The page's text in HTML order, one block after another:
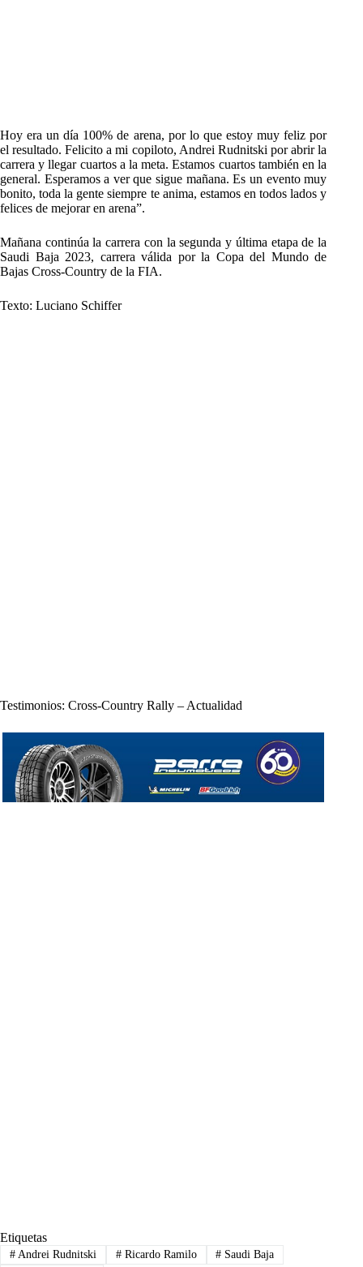
Hoy era un día 100% de arena, por lo que estoy muy feliz por
el resultado. Felicito a mi copiloto, Andrei Rudnitski por abrir la
carrera y llegar cuartos a la meta. Estamos cuartos también en la
general. Esperamos a ver que sigue mañana. Es un evento muy
bonito, toda la gente siempre te anima, estamos en todos lados y
felices de mejorar en arena”.
Mañana continúa la carrera con la segunda y última etapa de la
Saudi Baja 2023, carrera válida por la Copa del Mundo de
Bajas Cross-Country de la FIA.
Texto: Luciano Schiffer
Testimonios: Cross-Country Rally – Actualidad
Etiquetas
#Andrei Rudnitski #Ricardo Ramilo # Saudi Baja